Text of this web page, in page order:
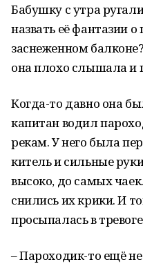
Бабушку с утра
назвать её фантазии
заснеженном
она плохо слышала и
Когда-то давно она
капитан водил
рекам. У него была
китель и сильные
высоко, до самых
снились их крики. И
просыпалась в
– Пароходик-то ещё